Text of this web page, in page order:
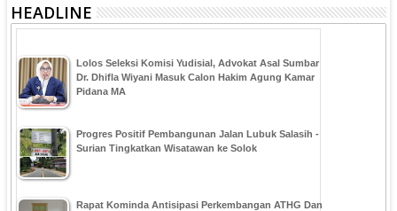
HEADLINE
‎Lolos Seleksi Komisi Yudisial, Advokat Asal Sumbar
Dr. Dhifla Wiyani Masuk Calon Hakim Agung Kamar
Pidana MA
Progres Positif Pembangunan Jalan Lubuk Salasih -
Surian Tingkatkan Wisatawan ke Solok
Rapat Kominda Antisipasi Perkembangan ATHG Dan